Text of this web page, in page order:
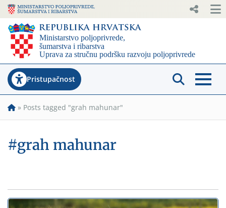
Pristupačnost
» Posts tagged "grah mahunar"
#grah mahunar